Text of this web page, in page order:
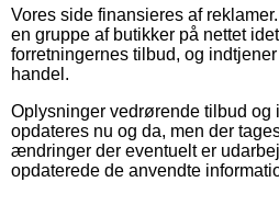
Vores side finansieres af
en gruppe af butikker på nettet
forretningernes tilbud, og
handel.
Oplysninger vedrørende tilbud og
opdateres nu og da, men der
ændringer der eventuelt er
opdaterede de anvendte